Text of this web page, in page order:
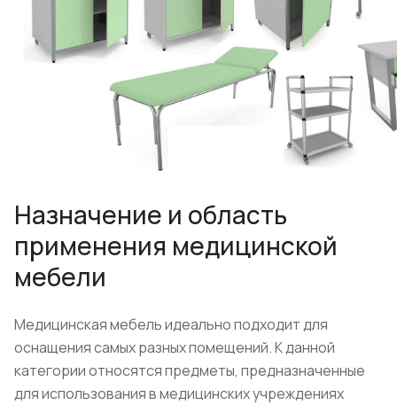
Назначение и область
применения медицинской
мебели
Медицинская мебель идеально подходит для
оснащения самых разных помещений. К данной
категории относятся предметы, предназначенные
для использования в медицинских учреждениях